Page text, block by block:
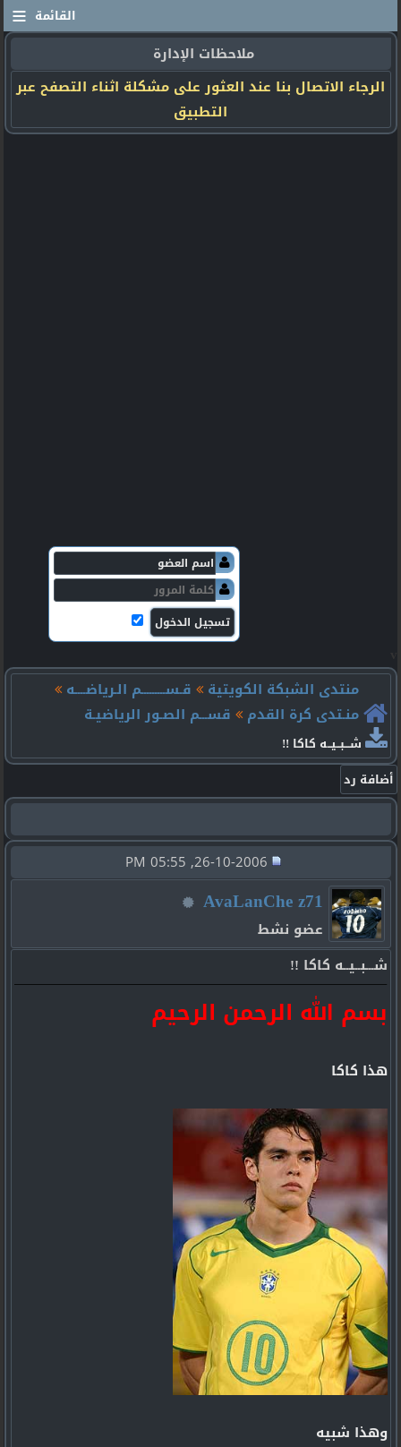
≡ القائمة
ملاحظات الإدارة
الرجاء الاتصال بنا عند العثور على مشكلة اثناء التصفح عبر
التطبيق
منتدى الشبكة الكويتية
قـســـــــــم الـرياضــــه
منـتدى كرة القدم
قســـم الصـور الرياضيـة
شـــبــيــه كاكا !!
AvaLanChe z71
عضو نشط
شـــبــيــه كاكا !!
بسم الله الرحمن الرحيم
هذا كاكا
وهذا شبيه